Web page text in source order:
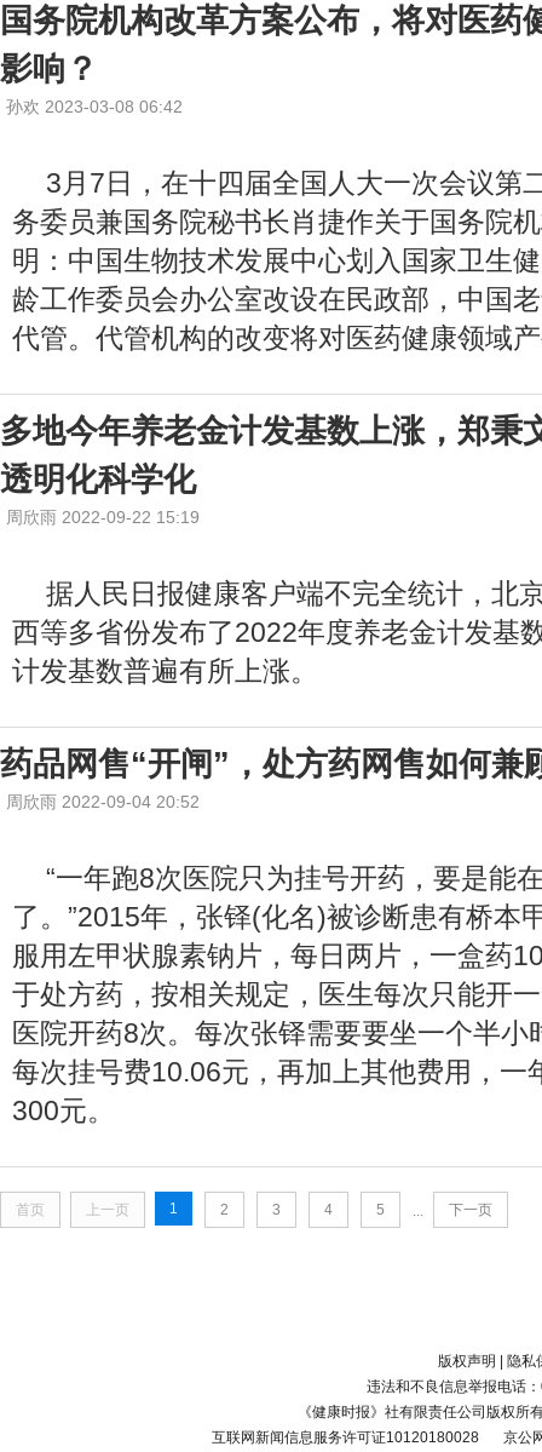
国务院机构改革方案公布，将对医药
影响？
孙欢 2023-03-08 06:42
3月7日，在十四届全国人大一次会议第
务委员兼国务院秘书长肖捷作关于国务院
明：中国生物技术发展中心划入国家卫生
龄工作委员会办公室改设在民政部，中国
代管。代管机构的改变将对医药健康领域
多地今年养老金计发基数上涨，郑秉
透明化科学化
周欣雨 2022-09-22 15:19
据人民日报健康客户端不完全统计，北
西等多省份发布了2022年度养老金计发基
计发基数普遍有所上涨。
药品网售“开闸”，处方药网售如何兼
周欣雨 2022-09-04 20:52
“一年跑8次医院只为挂号开药，要是能
了。”2015年，张铎(化名)被诊断患有桥本
服用左甲状腺素钠片，每日两片，一盒药
于处方药，按相关规定，医生每次只能开
医院开药8次。每次张铎需要要坐一个半小
每次挂号费10.06元，再加上其他费用，一
300元。
首页 上一页 1 2 3 4 5 ... 下一页
版权声明
隐私
违法和不良信息举报电话
《健康时报》社有限责任公司版权所
互联网新闻信息服务许可证10120180028
京公